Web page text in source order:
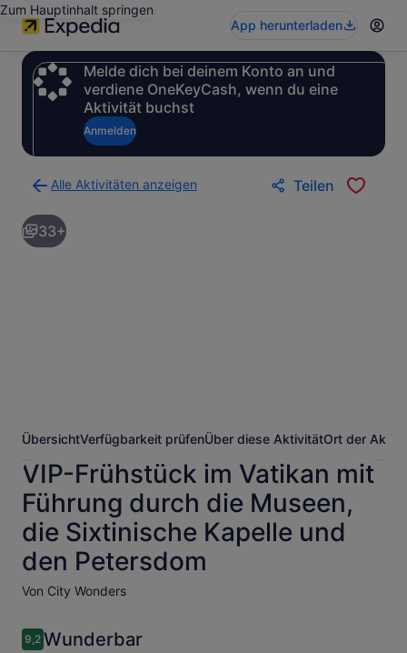
Zum Hauptinhalt springen
App herunterladen
Melde dich bei deinem Konto an und
verdiene OneKeyCash, wenn du eine
Aktivität buchst
Anmelden
Alle Aktivitäten anzeigen
zur
Ergebnisseite
für
Teilen
33+
ÜbersichtVerfügbarkeit prüfenÜber diese AktivitätOrt der
VIP-Frühstück im Vatikan mit
Führung durch die Museen,
die Sixtinische Kapelle und
den Petersdom
Von City Wonders
Bewertungen
9,29,2 von 10.
Wunderbar